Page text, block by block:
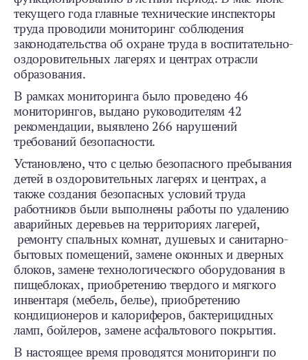
текущего года главные технические инспекторы
труда проводили мониторинг соблюдения
законодательства об охране труда в воспитательно-
оздоровительных лагерях и центрах отрасли
образования.
В рамках мониторинга было проведено 46
мониторингов, выдано руководителям 42
рекомендации, выявлено 266 нарушений
требований безопасности.
Установлено, что с целью безопасного пребывания
детей в оздоровительных лагерях и центрах, а
также создания безопасных условий труда
работников были выполнены работы по удалению
аварийных деревьев на территориях лагерей,
ремонту спальных комнат, душевых и санитарно-
бытовых помещений, замене оконных и дверных
блоков, замене технологического оборудования в
пищеблоках, приобретению твердого и мягкого
инвентаря (мебель, белье), приобретению
кондиционеров и калориферов, бактерицидных
ламп, бойлеров, замене асфальтового покрытия.
В настоящее время проводятся мониторинги по